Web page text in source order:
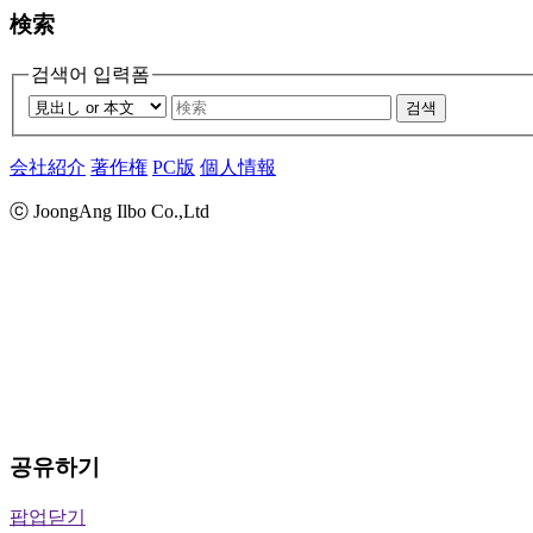
検索
검색어 입력폼
검색
会社紹介 著作権 PC版 個人情報
ⓒ JoongAng Ilbo Co.,Ltd
공유하기
팝업닫기